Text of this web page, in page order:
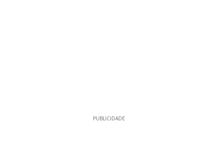
PUBLICIDADE